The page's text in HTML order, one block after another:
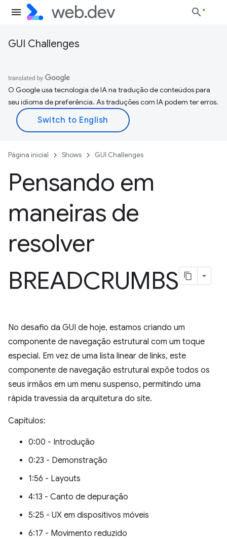
GUI Challenges
O Google usa tecnologia de IA na tradução de conteúdos para
seu idioma de preferência. As traduções com IA podem ter erros.
Página inicial Shows GUI Challenges
Pensando em
maneiras de
resolver
BREADCRUMBS
No desafio da GUI de hoje, estamos criando um
componente de navegação estrutural com um toque
especial. Em vez de uma lista linear de links, este
componente de navegação estrutural expõe todos os
seus irmãos em um menu suspenso, permitindo uma
rápida travessia da arquitetura do site.
Capítulos:
0:00 - Introdução
0:23 - Demonstração
1:56 - Layouts
4:13 - Canto de depuração
5:25 - UX em dispositivos móveis
6:17 - Movimento reduzido